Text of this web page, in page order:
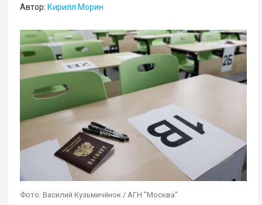
Автор: Кирилл Морин
Фото: Василий Кузьмичёнок / АГН "Москва"